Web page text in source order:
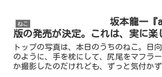
ねこ
坂本龍一『
版の発売が決定。これは、実に
トップの写真は、本日のうちのねこ。日
のように、手を枕にして、尻尾をマフラ
か撮影したのだけれども、ずっと気付か